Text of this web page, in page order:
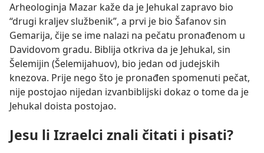
Arheologinja Mazar kaže da je Jehukal zapravo bio
“drugi kraljev službenik”, a prvi je bio Šafanov sin
Gemarija, čije se ime nalazi na pečatu pronađenom u
Davidovom gradu. Biblija otkriva da je Jehukal, sin
Šelemijin (Šelemijahuov), bio jedan od judejskih
knezova. Prije nego što je pronađen spomenuti pečat,
nije postojao nijedan izvanbiblijski dokaz o tome da je
Jehukal doista postojao.
Jesu li Izraelci znali čitati i pisati?